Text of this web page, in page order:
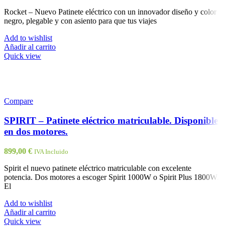
Rocket – Nuevo Patinete eléctrico con un innovador diseño y color
negro, plegable y con asiento para que tus viajes
Add to wishlist
Añadir al carrito
Quick view
Compare
SPIRIT – Patinete eléctrico matriculable. Disponible
en dos motores.
899,00 € IVA Incluido
Spirit el nuevo patinete eléctrico matriculable con excelente
potencia. Dos motores a escoger Spirit 1000W o Spirit Plus 1800W.
El
Add to wishlist
Añadir al carrito
Quick view